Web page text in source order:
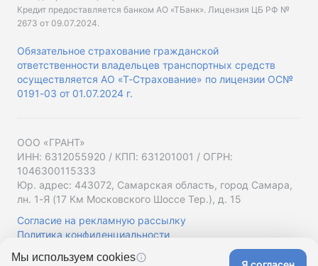
Кредит предоставляется банком АО «ТБанк». Лицензия ЦБ РФ №
2673 от 09.07.2024.
Обязательное страхование гражданской
ответственности владельцев транспортных средств
осуществляется АО «Т-Страхование» по лицензии ОС№
0191-03 от 01.07.2024 г.
ООО «ГРАНТ»
ИНН: 6312055920 / КПП: 631201001 / ОГРН:
1046300115333
Юр. адрес: 443072, Самарская область, город Самара,
лн. 1-Я (17 Км Московского Шоссе Тер.), д. 15
Согласие на рекламную рассылку
Политика конфиденциальности
Мы используем cookies